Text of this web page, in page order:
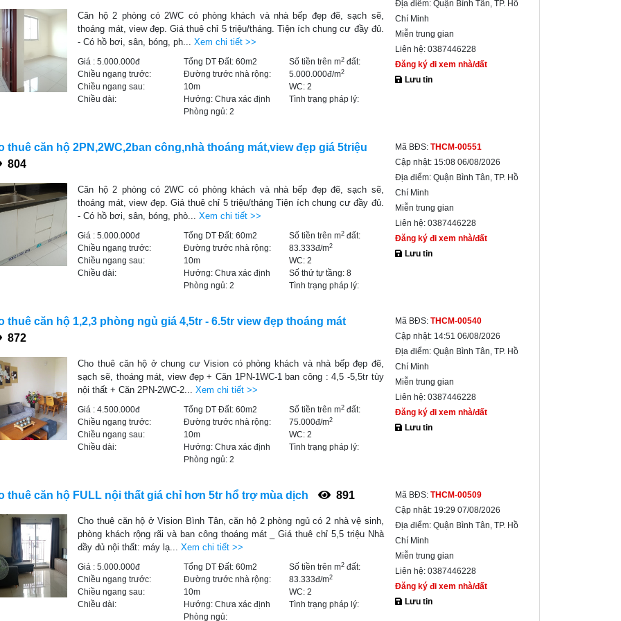
Căn hộ 2 phòng có 2WC có phòng khách và nhà bếp đẹp đẽ, sạch sẽ,
thoáng mát, view đẹp. Giá thuê chỉ 5 triệu/tháng. Tiện ích chung cư đầy đủ.
- Có hồ bơi, sân, bóng, ph...Xem chi tiết >>
Giá : 5.000.000đ
Chiều ngang trước:
Chiều ngang sau:
Chiều dài:
Tổng DT Đất: 60m2
Đường trước nhà rộng:
10m
Hướng: Chưa xác định
Phòng ngủ: 2
Số tiền trên m2 đất:
5.000.000đ/m2
WC:2
Tình trạng pháp lý:
Địa điểm: Quận Bình Tân, TP. Hồ
Chí Minh
Miễn trung gian
Liên hệ: 0387446228
Đăng ký đi xem nhà/đất
Lưu tin
thuê căn hộ 2PN,2WC,2ban công,nhà thoáng mát,view đẹp giá 5triệu
804
Căn hộ 2 phòng có 2WC có phòng khách và nhà bếp đẹp đẽ, sạch sẽ,
thoáng mát, view đẹp. Giá thuê chỉ 5 triệu/tháng Tiện ích chung cư đầy đủ.
- Có hồ bơi, sân, bóng, phò...Xem chi tiết >>
Giá : 5.000.000đ
Chiều ngang trước:
Chiều ngang sau:
Chiều dài:
Tổng DT Đất: 60m2
Đường trước nhà rộng:
10m
Hướng: Chưa xác định
Phòng ngủ: 2
Số tiền trên m2 đất:
83.333đ/m2
WC:2
Số thứ tự tầng:8
Tình trạng pháp lý:
Mã BĐS: THCM-00551
Cập nhật: 15:08 06/08/2026
Địa điểm: Quận Bình Tân, TP. Hồ
Chí Minh
Miễn trung gian
Liên hệ: 0387446228
Đăng ký đi xem nhà/đất
Lưu tin
thuê căn hộ 1,2,3 phòng ngủ giá 4,5tr - 6.5tr view đẹp thoáng mát
872
Cho thuê căn hộ ở chung cư Vision có phòng khách và nhà bếp đẹp đẽ,
sạch sẽ, thoáng mát, view đẹp + Căn 1PN-1WC-1 ban công : 4,5 -5,5tr tùy
nội thất + Căn 2PN-2WC-2...Xem chi tiết >>
Giá : 4.500.000đ
Chiều ngang trước:
Chiều ngang sau:
Chiều dài:
Tổng DT Đất: 60m2
Đường trước nhà rộng:
10m
Hướng: Chưa xác định
Phòng ngủ: 2
Số tiền trên m2 đất:
75.000đ/m2
WC:2
Tình trạng pháp lý:
Mã BĐS: THCM-00540
Cập nhật: 14:51 06/08/2026
Địa điểm: Quận Bình Tân, TP. Hồ
Chí Minh
Miễn trung gian
Liên hệ: 0387446228
Đăng ký đi xem nhà/đất
Lưu tin
thuê căn hộ FULL nội thất giá chỉ hơn 5tr hổ trợ mùa dịch 891
Cho thuê căn hộ ở Vision Bình Tân, căn hộ 2 phòng ngủ có 2 nhà vệ sinh,
phòng khách rộng rãi và ban công thoáng mát _ Giá thuê chỉ 5,5 triệu Nhà
đầy đủ nội thất: máy lạ...Xem chi tiết >>
Giá : 5.000.000đ
Chiều ngang trước:
Chiều ngang sau:
Chiều dài:
Tổng DT Đất: 60m2
Đường trước nhà rộng:
10m
Hướng: Chưa xác định
Phòng ngủ:
Số tiền trên m2 đất:
83.333đ/m2
WC:2
Tình trạng pháp lý:
Mã BĐS: THCM-00509
Cập nhật: 19:29 07/08/2026
Địa điểm: Quận Bình Tân, TP. Hồ
Chí Minh
Miễn trung gian
Liên hệ: 0387446228
Đăng ký đi xem nhà/đất
Lưu tin